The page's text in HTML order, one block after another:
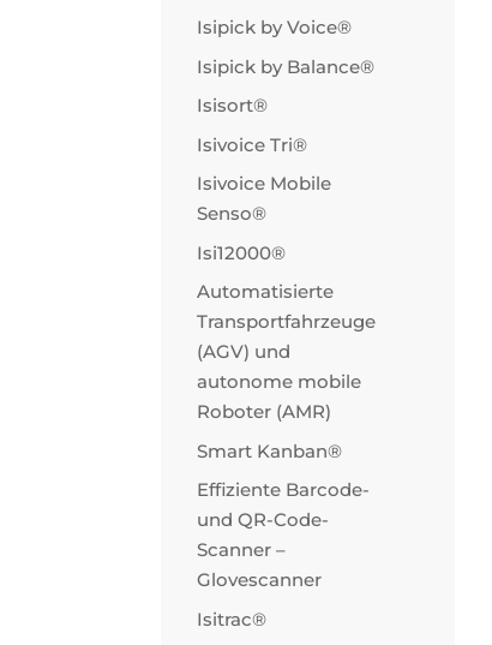
Isipick by Voice®
Isipick by Balance®
Isisort®
Isivoice Tri®
Isivoice Mobile
Senso®
Isi12000®
Automatisierte
Transportfahrzeuge
(AGV) und
autonome mobile
Roboter (AMR)
Smart Kanban®
Effiziente Barcode-
und QR-Code-
Scanner –
Glovescanner
Isitrac®